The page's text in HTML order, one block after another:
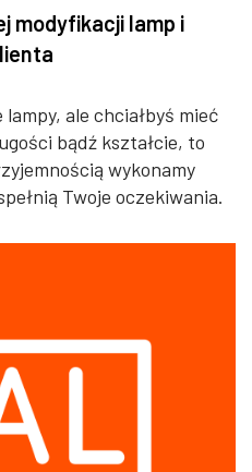
modyfikacji lamp i
ale chciałbyś mieć
bądź kształcie, to
wykonamy
Twoje oczekiwania.